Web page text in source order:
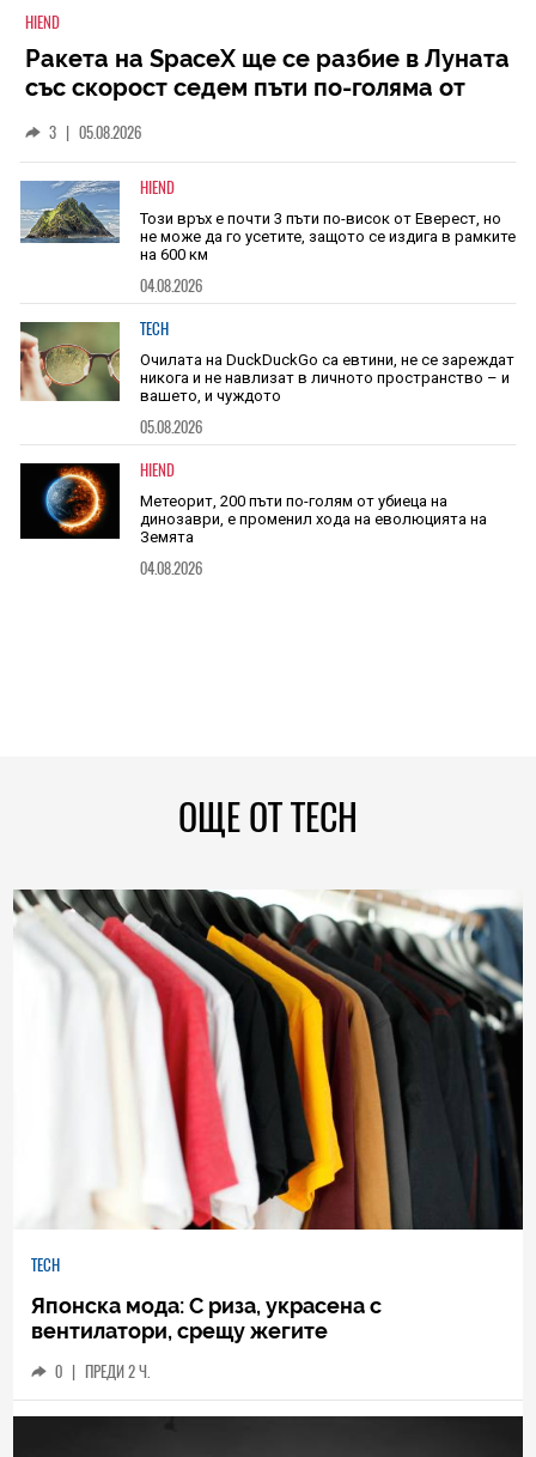
HIEND
Ракета на SpaceX ще се разбие в Луната
със скорост седем пъти по-голяма от
3 | 05.08.2026
HIEND
Този връх е почти 3 пъти по-висок от Еверест, но
не може да го усетите, защото се издига в рамките
на 600 км
04.08.2026
TECH
Очилата на DuckDuckGo са евтини, не се зареждат
никога и не навлизат в личното пространство – и
вашето, и чуждото
05.08.2026
HIEND
Метеорит, 200 пъти по-голям от убиеца на
динозаври, е променил хода на еволюцията на
Земята
04.08.2026
ОЩЕ ОТ TECH
TECH
Японска мода: С риза, украсена с
вентилатори, срещу жегите
0 | ПРЕДИ 2 Ч.